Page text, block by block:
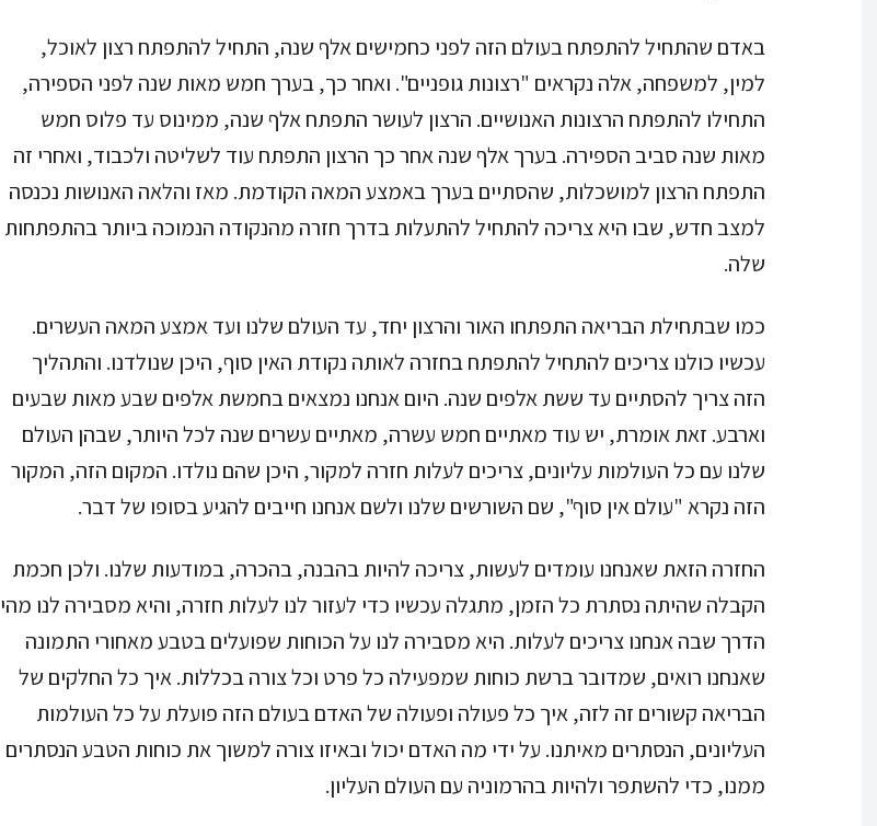
באדם שהתחיל להתפתח בעולם הזה לפני כחמישים אלף שנה, התחיל להתפתח רצון לאוכל,
למין, למשפחה, אלה נקראים "רצונות גופניים". ואחר כך, בערך חמש מאות שנה לפני הספירה,
התחילו להתפתח הרצונות האנושיים. הרצון לעושר התפתח אלף שנה, ממינוס עד פלוס חמש
מאות שנה סביב הספירה. בערך אלף שנה אחר כך הרצון התפתח עוד לשליטה ולכבוד, ואחרי זה
התפתח הרצון למושכלות, שהסתיים בערך באמצע המאה הקודמת. מאז והלאה האנושות נכנסה
למצב חדש, שבו היא צריכה להתחיל להתעלות בדרך חזרה מהנקודה הנמוכה ביותר בהתפתחות
שלה.
כמו שבתחילת הבריאה התפתחו האור והרצון יחד, עד העולם שלנו ועד אמצע המאה העשרים.
עכשיו כולנו צריכים להתחיל להתפתח בחזרה לאותה נקודת האין סוף, היכן שנולדנו. והתהליך
הזה צריך להסתיים עד ששת אלפים שנה. היום אנחנו נמצאים בחמשת אלפים שבע מאות שבעים
וארבע. זאת אומרת, יש עוד מאתיים חמש עשרה, מאתיים עשרים שנה לכל היותר, שבהן העולם
שלנו עם כל העולמות עליונים, צריכים לעלות חזרה למקור, היכן שהם נולדו. המקום הזה, המקור
הזה נקרא "עולם אין סוף", שם השורשים שלנו ולשם אנחנו חייבים להגיע בסופו של דבר.
החזרה הזאת שאנחנו עומדים לעשות, צריכה להיות בהבנה, בהכרה, במודעות שלנו. ולכן חכמת
הקבלה שהיתה נסתרת כל הזמן, מתגלה עכשיו כדי לעזור לנו לעלות חזרה, והיא מסבירה לנו מהי
הדרך שבה אנחנו צריכים לעלות. היא מסבירה לנו על הכוחות שפועלים בטבע מאחורי התמונה
שאנחנו רואים, שמדובר ברשת כוחות שמפעילה כל פרט וכל צורה בכללות. איך כל החלקים של
הבריאה קשורים זה לזה, איך כל פעולה ופעולה של האדם בעולם הזה פועלת על כל העולמות
העליונים, הנסתרים מאיתנו. על ידי מה האדם יכול ובאיזו צורה למשוך את כוחות הטבע הנסתרים
ממנו, כדי להשתפר ולהיות בהרמוניה עם העולם העליון.